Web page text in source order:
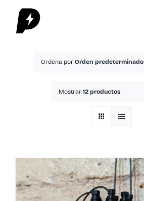
Saltar
contenido
Ordena por Orden predeterminado
Mostrar 12 productos